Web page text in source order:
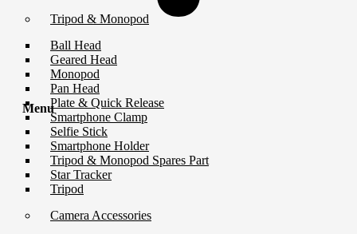
Tripod & Monopod
Ball Head
Geared Head
Monopod
Pan Head
Plate & Quick Release
Smartphone Clamp
Selfie Stick
Smartphone Holder
Tripod & Monopod Spares Part
Star Tracker
Tripod
Camera Accessories
Menu